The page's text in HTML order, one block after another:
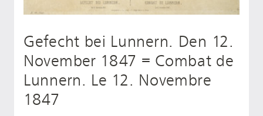
Gefecht bei Lunnern. Den 12.
November 1847 = Combat de
Lunnern. Le 12. Novembre
1847